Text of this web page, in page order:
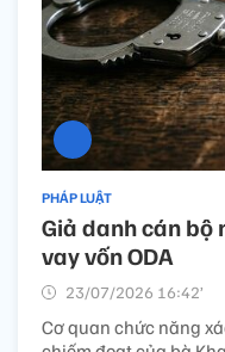
PHÁP LUẬT
Giả danh cán bộ
vay vốn ODA
23/07/2026 16:42’
Cơ quan chức năng